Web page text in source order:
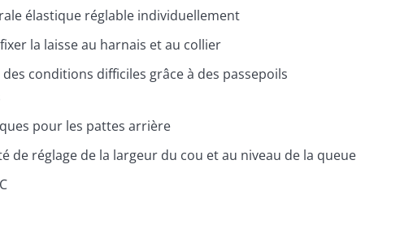
élastique réglable individuellement
la laisse au harnais et au collier
conditions difficiles grâce à des passepoils
pour les pattes arrière
de réglage de la largeur du cou et au niveau de la queue